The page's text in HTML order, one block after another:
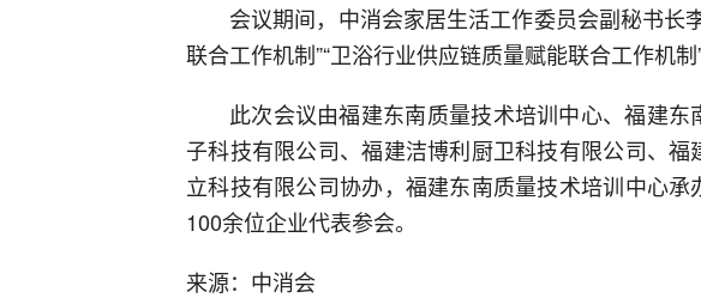
会议期间，中消会家居生活工作委员会副秘书长
联合工作机制”“卫浴行业供应链质量赋能联合工作机制
此次会议由福建东南质量技术培训中心、福建
子科技有限公司、福建洁博利厨卫科技有限公司、
立科技有限公司协办，福建东南质量技术培训中心
100余位企业代表参会。
来源：中消会